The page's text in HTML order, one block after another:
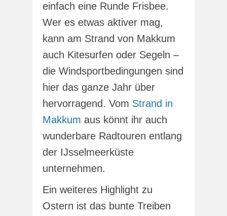
einfach eine Runde Frisbee.
Wer es etwas aktiver mag,
kann am Strand von Makkum
auch Kitesurfen oder Segeln –
die Windsportbedingungen sind
hier das ganze Jahr über
hervorragend. Vom Strand in
Makkum aus könnt ihr auch
wunderbare Radtouren entlang
der IJsselmeerküste
unternehmen.
Ein weiteres Highlight zu
Ostern ist das bunte Treiben